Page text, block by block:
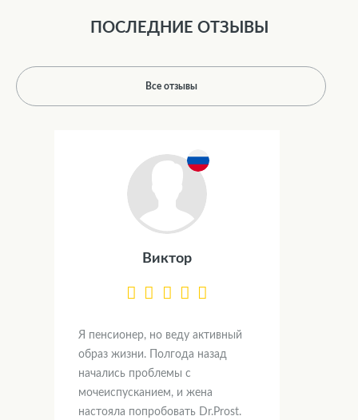
ПОСЛЕДНИЕ ОТЗЫВЫ
Все отзывы
Виктор
Я пенсионер, но веду активный
образ жизни. Полгода назад
начались проблемы с
мочеиспусканием, и жена
настояла попробовать Dr.Prost.